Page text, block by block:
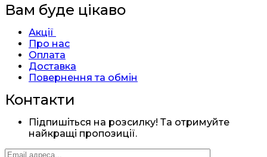
Вам буде цікаво
Акції
Про нас
Оплата
Доставка
Повернення та обмін
Контакти
Підпишіться на розсилку! Та отримуйте
найкращі пропозиції.